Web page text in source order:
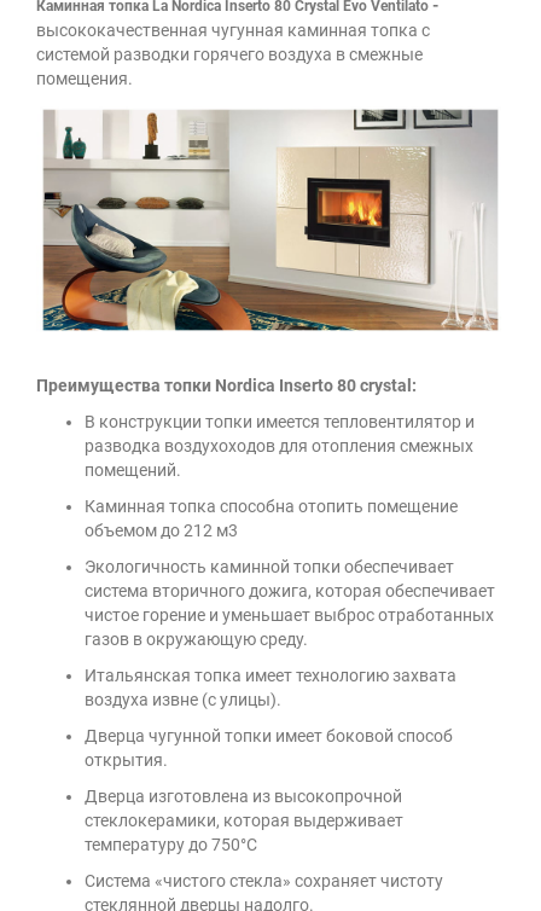
Каминная топка La Nordica Inserto 80 Crystal Evo Ventilato -
высококачественная чугунная каминная топка с
системой разводки горячего воздуха в смежные
помещения.
Преимущества топки Nordica Inserto 80 crystal:
В конструкции топки имеется тепловентилятор и
разводка воздухоходов для отопления смежных
помещений.
Каминная топка способна отопить помещение
объемом до 212 м3
Экологичность каминной топки обеспечивает
система вторичного дожига, которая обеспечивает
чистое горение и уменьшает выброс отработанных
газов в окружающую среду.
Итальянская топка имеет технологию захвата
воздуха извне (с улицы).
Дверца чугунной топки имеет боковой способ
открытия.
Дверца изготовлена из высокопрочной
стеклокерамики, которая выдерживает
температуру до 750°C
Система «чистого стекла» сохраняет чистоту
стеклянной дверцы надолго.